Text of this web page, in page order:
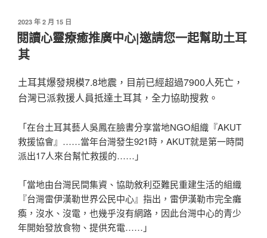
發
佈
於
2023 年 2 月 15 日
閱讀心靈療癒推廣中心|邀請您一起幫助土耳
其
土耳其爆發規模7.8地震，目前已經超過7900人死亡，
台灣已派救援人員抵達土耳其，全力協助搜救。
「在台土耳其藝人吳鳳在臉書分享當地NGO組織『AKUT
救援協會』……當年台灣發生921時，AKUT就是第一時間
派出17人來台幫忙救援的……」
「當地由台灣民間集資、協助敘利亞難民重建生活的組織
『台灣雷伊漢勒世界公民中心』指出，雷伊漢勒市完全癱
瘓，沒水、沒電，也幾乎沒有網路，因此台灣中心的青少
年開始發放食物、提供充電……」